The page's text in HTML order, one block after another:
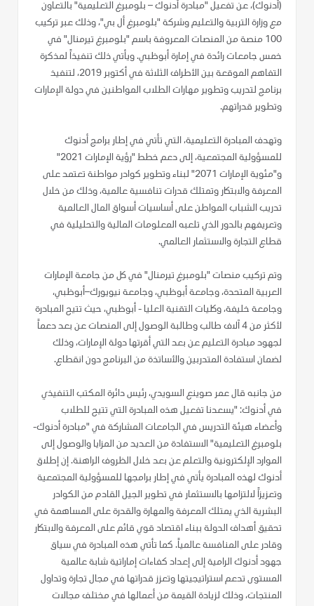
(أدنوك)، عن تفعيل "مبادرة أدنوك – بلومبرغ التعليمية" بالتعاون
مع وزارة التربية والتعليم وشركة "بلومبرغ أل بي"، وذلك عبر تركيب
100 منصة من المنصات المعروفة باسم "بلومبرغ تيرمنال" في
خمس جامعات رائدة في إمارة أبوظبي. ويأتي ذلك تنفيذاً لمذكرة
التفاهم الموقعة بين الأطراف الثلاثة في أكتوبر 2019، لتنفيذ
برنامج لتدريب وتطوير مهارات الطلاب المواطنين في دولة الإمارات
وتطوير قدراتهم.
وتهدف المبادرة التعليمية، التي تأتي في إطار برامج أدنوك
للمسؤولية المجتمعية، إلى دعم خطط "رؤية الإمارات 2021"
و"مئوية الإمارات 2071" لبناء وتطوير كوادر مواطنة تعتمد على
المعرفة والابتكار وتمتلك قدرات تنافسية عالمية، وذلك من خلال
تدريب الشباب المواطن على أساسيات أسواق المال العالمية
وتعريفهم بالدور الذي تلعبه المعلومات المالية والتحليلية في
قطاع التجارة والاستثمار العالمي.
وتم تركيب منصات "بلومبرغ تيرمنال" في كل من جامعة الإمارات
العربية المتحدة، وجامعة أبوظبي، وجامعة نيويورك–أبوظبي،
وجامعة خليفة، وكليات التقنية العليا - أبوظبي، حيث تتيح المبادرة
لأكثر من 4 آلاف طالب وطالبة الوصول إلى المنصات عن بعد دعماً
لجهود مبادرة التعليم عن بعد التي أقرتها دولة الإمارات، وذلك
لضمان استفادة المتدربين والأساتذة من البرنامج دون انقطاع.
من جانبه قال عمر صوينع السويدي، رئيس دائرة المكتب التنفيذي
في أدنوك: "يسعدنا تفعيل هذه المبادرة التي تتيح للطلاب
وأعضاء هيئة التدريس في الجامعات المشاركة في "مبادرة أدنوك-
بلومبرغ التعليمية" الاستفادة من العديد من المزايا والوصول إلى
الموارد الإلكترونية والتعلم عن بعد خلال الظروف الراهنة. إن إطلاق
أدنوك لهذه المبادرة يأتي في إطار برامجها للمسؤولية المجتمعية
وتعزيزاً لالتزامها بالاستثمار في تطوير الجيل القادم من الكوادر
البشرية الذي يمتلك المعرفة والمهارة والقدرة على المساهمة في
تحقيق أهداف الدولة ببناء اقتصاد قوي قائم على المعرفة والابتكار
وقادر على المنافسة عالمياً. كما تأتي هذه المبادرة في سياق
جهود أدنوك الرامية إلى إعداد كفاءات إماراتية شابة عالمية
المستوى تدعم استراتيجيتها وتعزز قدراتها في مجال تجارة وتداول
المنتجات، وذلك لزيادة القيمة من أعمالها في مختلف مجالات